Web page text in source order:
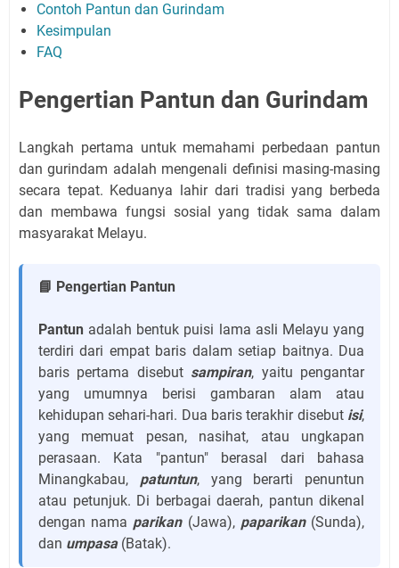
Contoh Pantun dan Gurindam
Kesimpulan
FAQ
Pengertian Pantun dan Gurindam
Langkah pertama untuk memahami perbedaan pantun
dan gurindam adalah mengenali definisi masing-masing
secara tepat. Keduanya lahir dari tradisi yang berbeda
dan membawa fungsi sosial yang tidak sama dalam
masyarakat Melayu.
📘 Pengertian Pantun
Pantun adalah bentuk puisi lama asli Melayu yang
terdiri dari empat baris dalam setiap baitnya. Dua
baris pertama disebut sampiran, yaitu pengantar
yang umumnya berisi gambaran alam atau
kehidupan sehari-hari. Dua baris terakhir disebut isi,
yang memuat pesan, nasihat, atau ungkapan
perasaan. Kata "pantun" berasal dari bahasa
Minangkabau, patuntun, yang berarti penuntun
atau petunjuk. Di berbagai daerah, pantun dikenal
dengan nama parikan(Jawa), paparikan(Sunda),
dan umpasa(Batak).